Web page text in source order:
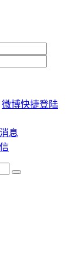
微博快捷登陆